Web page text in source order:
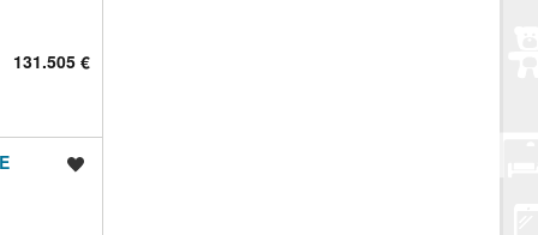
131.505 €